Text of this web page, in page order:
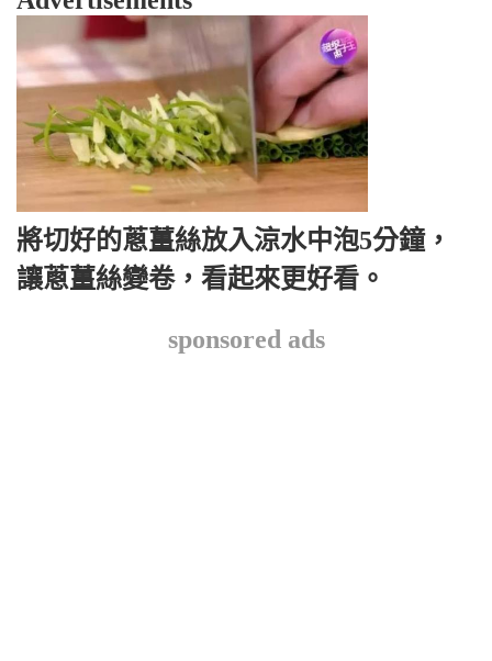
將切好的蔥薑絲放入涼水中泡5分鐘，
讓蔥薑絲變卷，看起來更好看。
sponsored ads